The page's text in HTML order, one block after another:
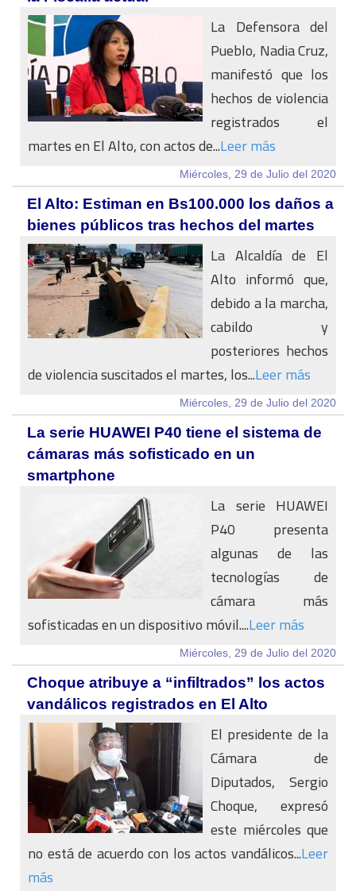
La Defensora del
Pueblo, Nadia Cruz,
manifestó que los
hechos de violencia
registrados el
martes en El Alto, con actos de...Leer más
Miércoles, 29 de Julio del 2020
El Alto: Estiman en Bs100.000 los daños a
bienes públicos tras hechos del martes
La Alcaldía de El
Alto informó que,
debido a la marcha,
cabildo y
posteriores hechos
de violencia suscitados el martes, los...Leer más
Miércoles, 29 de Julio del 2020
La serie HUAWEI P40 tiene el sistema de
cámaras más sofisticado en un
smartphone
La serie HUAWEI
P40 presenta
algunas de las
tecnologías de
cámara más
sofisticadas en un dispositivo móvil....Leer más
Miércoles, 29 de Julio del 2020
Choque atribuye a “infiltrados” los actos
vandálicos registrados en El Alto
El presidente de la
Cámara de
Diputados, Sergio
Choque, expresó
este miércoles que
no está de acuerdo con los actos vandálicos...Leer
más